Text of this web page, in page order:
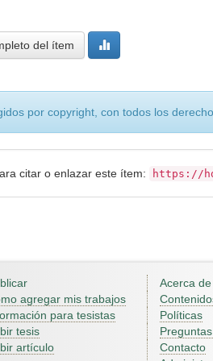
del ítem
por copyright, con todos los
citar o enlazar este ítem: https://
agregar mis trabajos
para tesistas
tesis
artículo
Acerca
Políticas
Contacto